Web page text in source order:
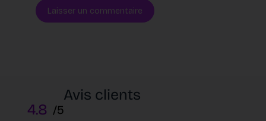
Laisser un commentaire
Avis clients
4.8 /5